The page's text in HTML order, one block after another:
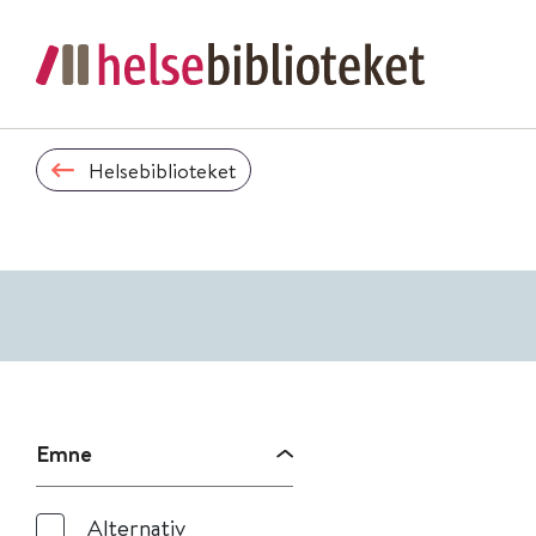
Helsebiblioteket
Emne
Alternativ